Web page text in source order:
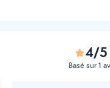
4/5
Basé sur 1